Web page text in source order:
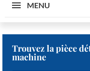
MENU
Trouvez la pièce
machine